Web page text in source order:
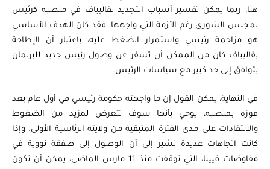
هنا، ربما يمكن تفسير أسباب التجديد لقاليباف في منصبه كرئيس
لمجلس الشورى رغم الأزمة التي واجهها. فقد كان الهدف الأساسي
هو مزاحمة رئيسي واستمرار الضغط عليه، باعتبار أن الإطاحة
بقاليباف كان من الممكن أن تسفر عن وصول رئيس جديد للبرلمان
يتوافق إلى حد كبير مع سياسات الرئيس.
في النهاية، يمكن القول إن ما واجهته حكومة رئيسي في أول عام بعد
فوزه بمنصبه، يوحي بأنها سوف تتعرض لمزيد من الضغوط
والانتقادات على مدى الفترة المتبقية من ولايته الرئاسية الأولى. وإذا
كانت اتجاهات عديدة تشير إلى أن الوصول إلى صفقة نووية في
مفاوضات فيينا، التي توقفت منذ 11 مارس الماضي، يمكن أن تكون